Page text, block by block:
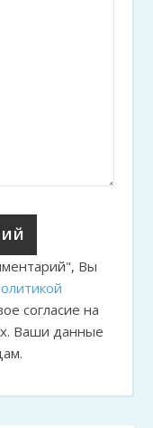
Вы
согласие на
Ваши данные